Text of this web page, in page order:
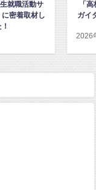
向け秋田地域企業
を見学・取材しま
した！